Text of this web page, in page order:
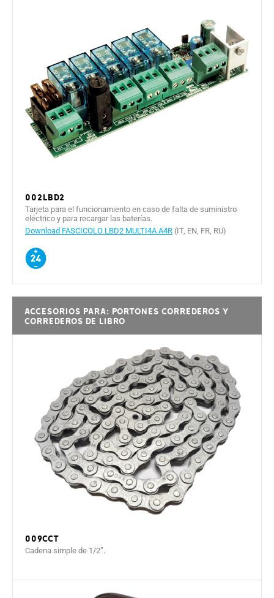
002LBD2
Tarjeta para el funcionamiento en caso de falta de suministro
eléctrico y para recargar las baterías.
Download FASCICOLO LBD2 MULTI4A A4R (IT, EN, FR, RU)
Accesorios para: PORTONES CORREDEROS Y
CORREDEROS DE LIBRO
009CCT
Cadena simple de 1/2”.